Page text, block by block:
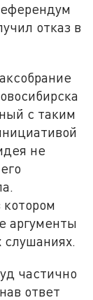
отказ в
с таким
не
аргументы
частично
ответ